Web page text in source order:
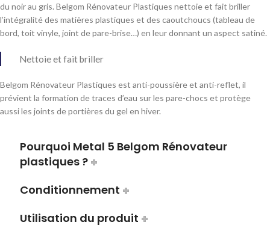
du noir au gris. Belgom Rénovateur Plastiques nettoie et fait briller
l’intégralité des matières plastiques et des caoutchoucs (tableau de
bord, toit vinyle, joint de pare-brise…) en leur donnant un aspect satiné.
Nettoie et fait briller
Belgom Rénovateur Plastiques est anti-poussière et anti-reflet, il
prévient la formation de traces d’eau sur les pare-chocs et protège
aussi les joints de portières du gel en hiver.
Pourquoi Metal 5 Belgom Rénovateur
plastiques ?
Conditionnement
Utilisation du produit